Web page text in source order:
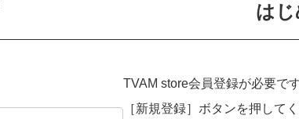
は
TVAM store会員登録が必要で
［新規登録］ボタンを押して